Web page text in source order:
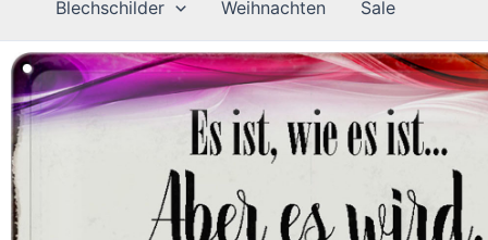
Blechschilder Weihnachten Sale